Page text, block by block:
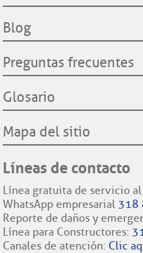
Comisión Regulación de
Filiales internacionales
red.
Blog
Preguntas frecuentes
Glosario
Mapa del sitio
Líneas de contacto
Línea gratuita de servicio
WhatsApp empresarial 318
Reporte de daños y
Línea para Constructores:
Canales de atención: Clic